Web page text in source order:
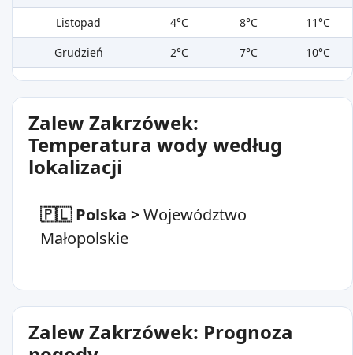
Listopad
4°C 8°C
11°C
Grudzień
2°C 7°C 10°C
Zalew Zakrzówek:
Temperatura wody według
lokalizacji
🇵🇱 Polska >Województwo
Małopolskie
Zalew Zakrzówek: Prognoza